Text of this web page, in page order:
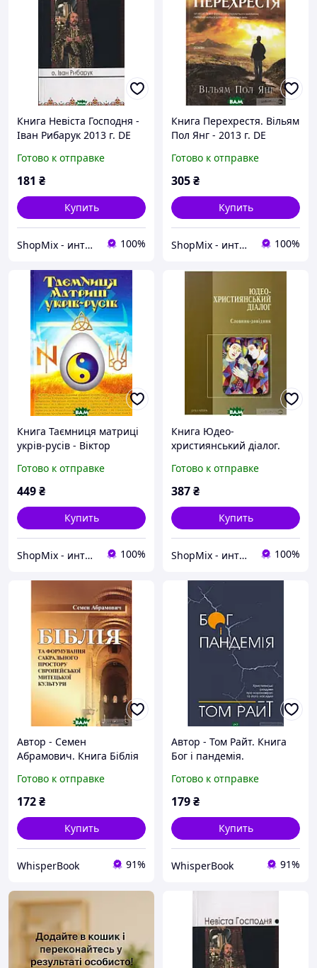
Книга Невіста Господня -
Іван Рибарук 2013 г. DE
Готово к отправке
181 ₴
Купить
ShopMix - интернет-магазин сумок и аксессуаров 100%
Книга Перехрестя. Вільям
Пол Янг - 2013 г. DE
Готово к отправке
305₴
Купить
ShopMix - интернет-магазин сумок и аксессуаров 100%
Книга Таємниця матриці
укрів-русів - Віктор
Готово к отправке
449₴
Купить
ShopMix - интернет-магазин сумок и аксессуаров 100%
Книга Юдео-
християнський діалог.
Кленицький 2015 г. DE
Готово к отправке
387₴
Купить
ShopMix - интернет-магазин сумок и аксессуаров 100%
Автор - Семен
Абрамович. Книга Біблія
сакрального простору
європейської митецької
Готово к отправке
172₴
Купить
WhisperBook 91%
Автор - Том Райт. Книга
Бог і пандемія.
про коронавірус та його
наслідки (мягк.) D8
Готово к отправке
179₴
Купить
WhisperBook 91%